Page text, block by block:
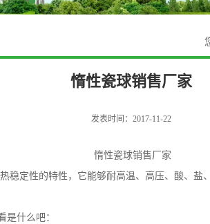
惰性瓷球销售厂家
发表时间：2017-11-22
惰性瓷球销售厂家
性的特性，它能够耐高温、高压、酸、盐
是什么吧：